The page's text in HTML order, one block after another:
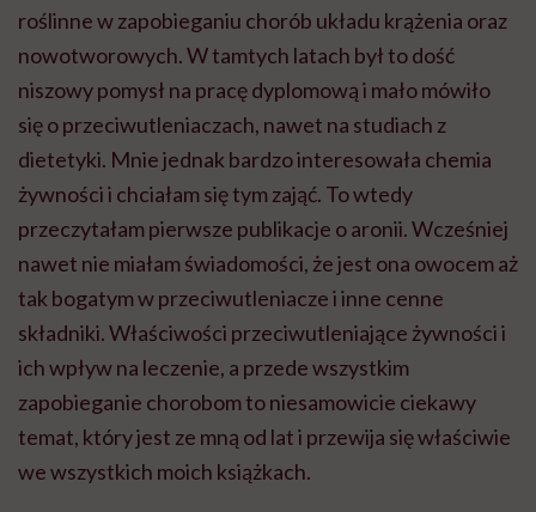
roślinne w zapobieganiu chorób układu krążenia oraz
nowotworowych. W tamtych latach był to dość
niszowy pomysł na pracę dyplomową i mało mówiło
się o przeciwutleniaczach, nawet na studiach z
dietetyki. Mnie jednak bardzo interesowała chemia
żywności i chciałam się tym zająć. To wtedy
przeczytałam pierwsze publikacje o aronii. Wcześniej
nawet nie miałam świadomości, że jest ona owocem aż
tak bogatym w przeciwutleniacze i inne cenne
składniki. Właściwości przeciwutleniające żywności i
ich wpływ na leczenie, a przede wszystkim
zapobieganie chorobom to niesamowicie ciekawy
temat, który jest ze mną od lat i przewija się właściwie
we wszystkich moich książkach.